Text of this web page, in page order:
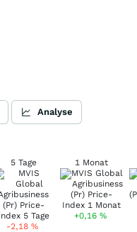
Analyse
5 Tage
-2,18 %
1 Monat
+0,16 %